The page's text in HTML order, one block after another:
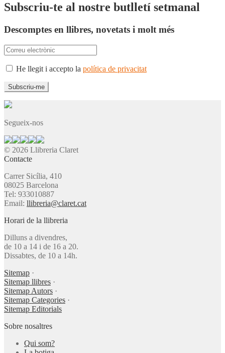
Subscriu-te al nostre butlletí setmanal
Descomptes en llibres, novetats i molt més
He llegit i accepto la política de privacitat
Segueix-nos
© 2026 Llibreria Claret
Contacte
Carrer Sicília, 410
08025 Barcelona
Tel: 933010887
Email: llibreria@claret.cat
Horari de la llibreria
Dilluns a divendres,
de 10 a 14 i de 16 a 20.
Dissabtes, de 10 a 14h.
Sitemap ·
Sitemap llibres ·
Sitemap Autors ·
Sitemap Categories ·
Sitemap Editorials
Sobre nosaltres
Qui som?